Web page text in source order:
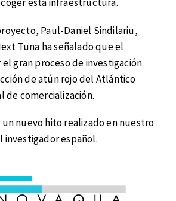
Paul-Daniel Sindilariu,
Tuna ha señalado que el
gran proceso de investigación
de atún rojo del Atlántico
de comercialización.
un nuevo hito realizado en nuestro
investigador español.